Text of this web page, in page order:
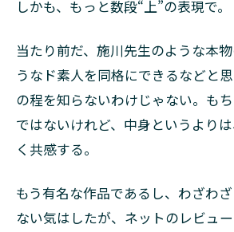
しかも、もっと数段“上”の表現で。
当たり前だ、施川先生のような本
うなド素人を同格にできるなどと
の程を知らないわけじゃない。も
ではないけれど、中身というより
く共感する。
もう有名な作品であるし、わざわ
ない気はしたが、ネットのレビュ